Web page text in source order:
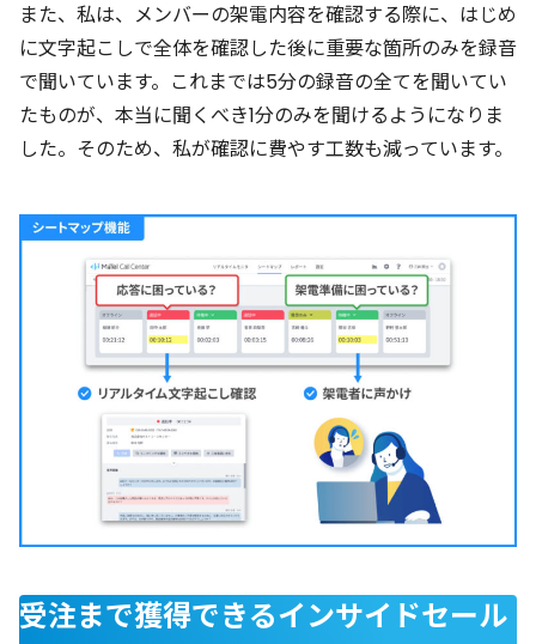
また、私は、メンバーの架電内容を確認する際に、はじめ
に文字起こしで全体を確認した後に重要な箇所のみを録音
で聞いています。これまでは5分の録音の全てを聞いてい
たものが、本当に聞くべき1分のみを聞けるようになりま
した。そのため、私が確認に費やす工数も減っています。
受注まで獲得できるインサイドセール